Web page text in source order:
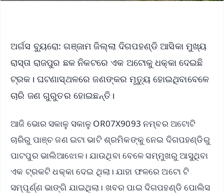
ଅର୍ଗସ ବ୍ୟୁରୋ: ଗଞ୍ଜାମ ଜିଲ୍ଲା ଦିଗପହଣ୍ଡି ଆସିକା ମୁଖ୍ୟ
ରାସ୍ତା ରାଜପୁର ଛକ ନିକଟରେ ଏକ ଅଟୋକୁ ଧକ୍କା ଦେଇଛି
ଟ୍ରକ। ଘଟଣାସ୍ଥଳରେ ଜଣଙ୍କର ମୃତ୍ୟୁ ହୋଇଥିବାବେଳେ
ଚାରି ଜଣ ଗୁରୁତର ହୋଇଛନ୍ତି।
ଆଜି ଭୋର ସକାଳୁ ସକାଳୁ OR07X9093 ନମ୍ବର ଅଟୋଟି
ଚାରିରୁ ପାଞ୍ଚ ଜଣ ଇଟା ଭାଟି ଶ୍ରମିକଙ୍କୁ ନେଇ ଦିଗପହଣ୍ଡିରୁ
ପାଟପୁର ଭାଲିଆଝୋଳ। ଯାଉଥିବା ବେଳେ ସମ୍ମୁଖରୁ ଆସୁଥିବା
ଏକ ଟ୍ରକଟି ଧକ୍କା ଦେଇ ଥିଲା। ଯାହା ଫଳରେ ଅଟୋ ଟି
ସମ୍ପୂର୍ଣ୍ଣ ଭାଙ୍ଗି ଯାଇଥିଲା। ଖବର ପାଇ ଦିଗପହଣ୍ଡି ପୋଲିସ